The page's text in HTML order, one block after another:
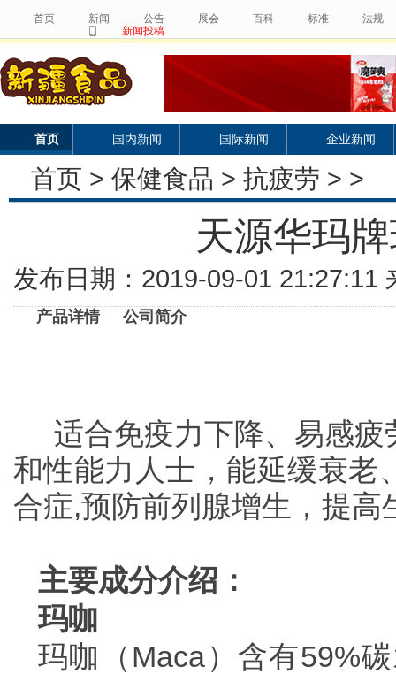
首页 新闻 公告 展会 百科 标准
法规
新闻投稿
首页 国内新闻 国际新闻 企业新闻
首页 > 保健食品 > 抗疲劳 > >
天源华玛
发布日期：2019-09-01 21:27:11
产品详情 公司简介
适合免疫力下降、易感
和性能力人士，能延缓衰老
合症,预防前列腺增生，提
主要成分介绍：
玛咖
玛咖（Maca）含有59%